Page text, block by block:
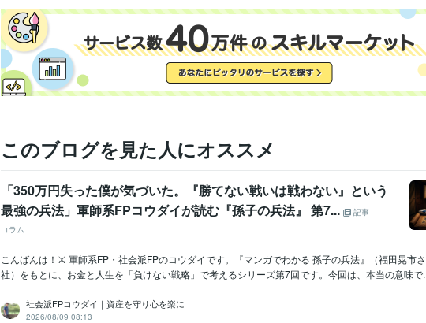
このブログを見た人にオススメ
「350万円失った僕が気づいた。『勝てない戦いは戦わない』という
最強の兵法」軍師系FPコウダイが読む『孫子の兵法』 第7...
記事
コラム
こんばんは！⚔️ 軍師系FP・社会派FPのコウダイです。『マンガでわかる 孫子の兵法』（福田晃市
社）をもとに、お金と人生を「負けない戦略」で考えるシリーズ第7回です。今回は、本当の意味で
社会派FPコウダイ｜資産を守り心を楽に
2026/08/09 08:13